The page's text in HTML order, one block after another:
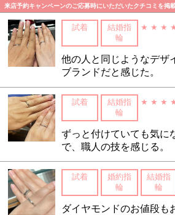
来店予約キャンペーンのご応募時にいただいたクチコミを掲載
試着
結婚指
輪
★ ★ ★
他の人と同じようなデザ
ブランドだと感じた。
試着
結婚指
輪
★ ★ ★
ずっと付けていても気に
で、職人の技を感じる。
試着
婚約指
輪
結婚指
輪
ダイヤモンドのお値段も